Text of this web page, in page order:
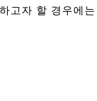
자 할 경우에는